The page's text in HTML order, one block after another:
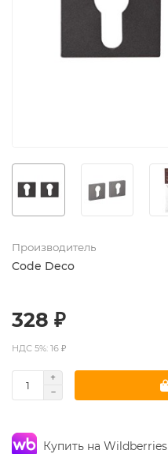
Производитель
Code Deco
328 ₽
НДС 5%: 16 ₽
Купить на Wildberries